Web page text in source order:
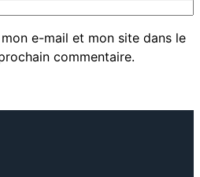
e-mail et mon site dans le
commentaire.